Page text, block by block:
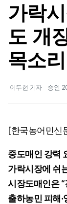
가락
도 개
목소
이두현 기자 승인
[한국농어민신
중도매인 강력
가락시장에 쉬
시장도매인은
출하농민 피해·